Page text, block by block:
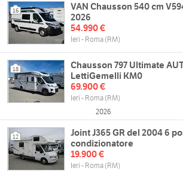
16
VAN Chausson 540 cm
2026
54.990 €
Ieri - Roma (RM)
18
Chausson 797 Ultimate
LettiGemelli KM0
69.900 €
Ieri - Roma (RM)
2026
12
Joint J365 GR del 2004 6
condizionatore
19.900 €
Ieri - Roma (RM)